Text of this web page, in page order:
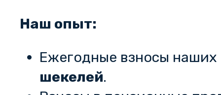
Наш опыт:
Ежегодные взносы
шекелей.